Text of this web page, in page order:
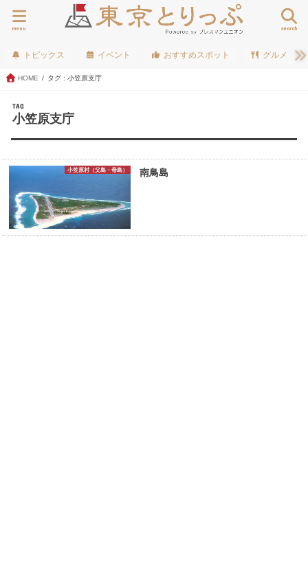
search
menu
トピックス イベント おすすめスポット グルメ
HOME タグ : 小笠原支庁
TAG
小笠原支庁
小笠原村（父島・母島） 南鳥島